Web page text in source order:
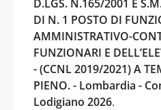
D.LGS. N.165/2001 E
DI N. 1 POSTO DI
AMMINISTRATIVO-
FUNZIONARI E
- (CCNL 2019/2021) A
PIENO. - Lombardia -
Lodigiano 2026.